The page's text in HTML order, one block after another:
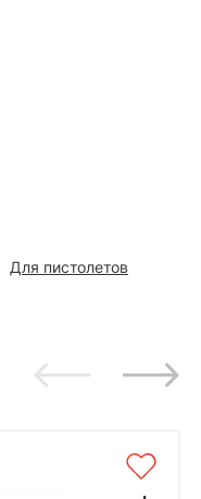
Для пистолетов